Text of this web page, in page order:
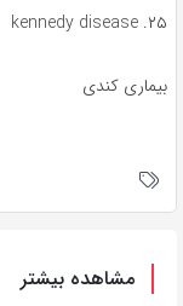
۲۵. kennedy disease
بیماری کندی
مشاهده بیشتر